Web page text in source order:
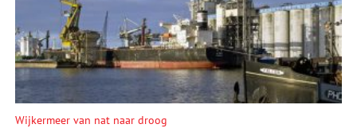
Wijkermeer van nat naar droog